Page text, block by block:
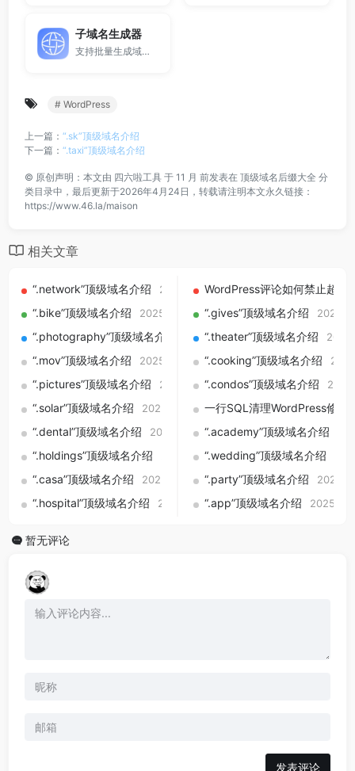
子域名生成器
支持批量生成域名与泛解析子域名，适用于站群部署、SEO测试与开发环境使用。
# WordPress
上一篇： “.sk”顶级域名介绍
下一篇： “.taxi”顶级域名介绍
© 原创声明：本文由 四六啦工具 于 11 月 前发表在 顶级域名后缀大全 分
类目录中，最后更新于2026年4月24日，转载请注明本文永久链接：
https://www.46.la/maison
相关文章
“.network”顶级域名介绍 2025-09-01WordPress评论如何禁止超链
“.bike”顶级域名介绍
2025-09-01 “.gives”顶级域名介绍 2025-
“.photography”顶级域名介绍 2025-09-01
“.theater”顶级域名介绍
“.mov”顶级域名介绍 2025-09-01 “.cooking”顶级域名介绍
“.pictures”顶级域名介绍 2025-09-01“.condos”顶级域名介绍
“.solar”顶级域名介绍 2025-09-01 一行SQL清理WordPress修订
“.dental”顶级域名介绍
2025-09-01“.academy”顶级域名介绍
“.holdings”顶级域名介绍 2025-09-01“.wedding”顶级域名介绍
“.casa”顶级域名介绍 2025-09-01 “.party”顶级域名介绍 2025-
“.hospital”顶级域名介绍 2025-09-01“.app”顶级域名介绍 2025-
暂无评论
发表评论